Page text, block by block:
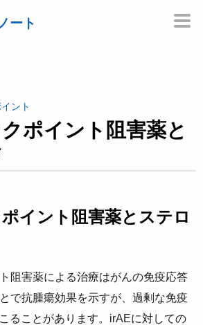
ート
ント
ポイント阻害薬と
イント阻害薬とステロ
阻害薬による治療はがんの免疫応答
で抗腫瘍効果を示すが、過剰な免疫
ることがあります。irAEに対しての